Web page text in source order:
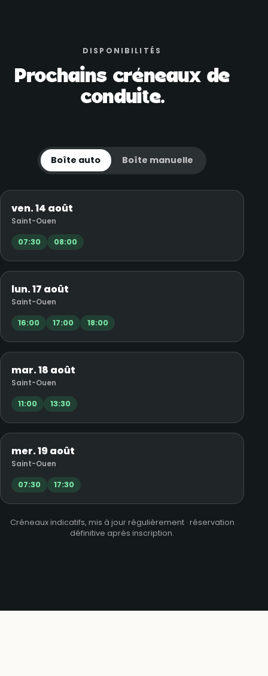
DISPONIBILITÉS
Prochains créneaux de
conduite.
Boîte auto Boîte manuelle
ven. 14 août
Saint-Ouen
07:30 08:00
lun. 17 août
Saint-Ouen
16:00 17:00 18:00
mar. 18 août
Saint-Ouen
11:00 13:30
mer. 19 août
Saint-Ouen
07:30 17:30
Créneaux indicatifs, mis à jour régulièrement · réservation
définitive après inscription.